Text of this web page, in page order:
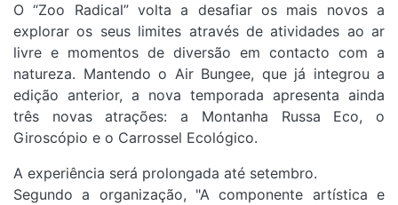
O “Zoo Radical” volta a desafiar os mais novos a
explorar os seus limites através de atividades ao ar
livre e momentos de diversão em contacto com a
natureza. Mantendo o Air Bungee, que já integrou a
edição anterior, a nova temporada apresenta ainda
três novas atrações: a Montanha Russa Eco, o
Giroscópio e o Carrossel Ecológico.
A experiência será prolongada até setembro.
Segundo a organização, "A componente artística e